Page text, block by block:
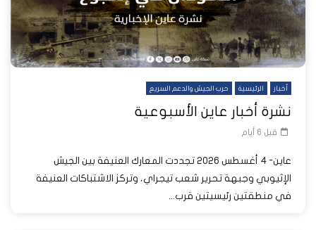
أخبار الرئيسية حرب الجيش والدعم السريع
نشرة أخبار عاين الأسبوعية
قبل 6 أيام
عاين- 4 أغسطس 2026 تجددت المعارك العنيفة بين الجيش
الإثيوبي وجبهة تحرير شعب تيجراي، وتركز الاشتباكات العنيفة
في منطقتين رئيسيتين قرب...